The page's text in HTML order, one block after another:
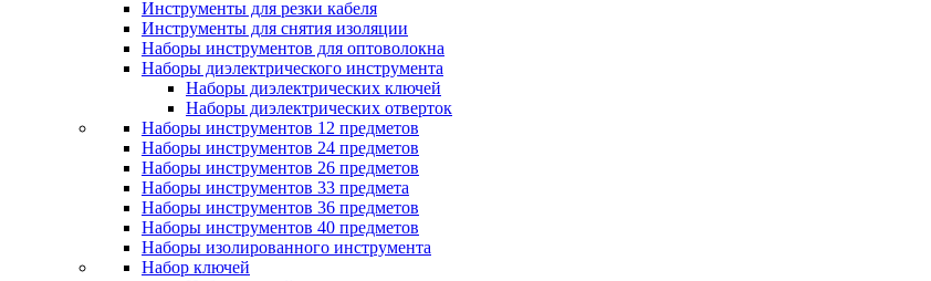
Инструменты для резки кабеля
Инструменты для снятия изоляции
Наборы инструментов для оптоволокна
Наборы диэлектрического инструмента
Наборы диэлектрических ключей
Наборы диэлектрических отверток
Наборы инструментов 12 предметов
Наборы инструментов 24 предметов
Наборы инструментов 26 предметов
Наборы инструментов 33 предмета
Наборы инструментов 36 предметов
Наборы инструментов 40 предметов
Наборы изолированного инструмента
Набор ключей